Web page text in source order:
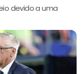
devido a uma